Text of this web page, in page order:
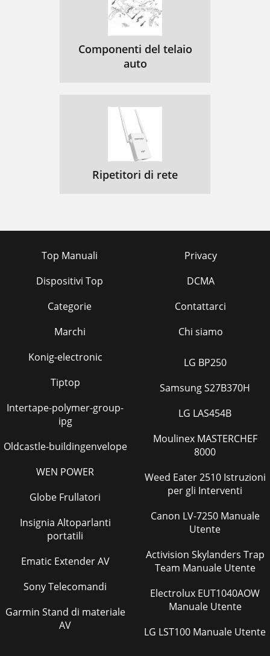
Componenti del telaio
auto
Ripetitori di rete
Top Manuali
Dispositivi Top
Categorie
Marchi
Privacy
DCMA
Contattarci
Chi siamo
Konig-electronic
Tiptop
Intertape-polymer-group-
ipg
Oldcastle-buildingenvelope
WEN POWER
Globe Frullatori
Insignia Altoparlanti
portatili
Ematic Extender AV
Sony Telecomandi
Garmin Stand di materiale
AV
LG BP250
Samsung S27B370H
LG LAS454B
Moulinex MASTERCHEF
8000
Weed Eater 2510 Istruzioni
per gli Interventi
Canon LV-7250 Manuale
Utente
Activision Skylanders Trap
Team Manuale Utente
Electrolux EUT1040AOW
Manuale Utente
LG LST100 Manuale Utente